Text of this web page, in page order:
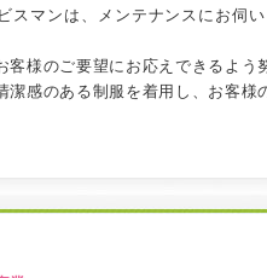
スマンは、メンテナンスにお伺
客様のご要望にお応えできるよう
潔感のある制服を着用し、お客